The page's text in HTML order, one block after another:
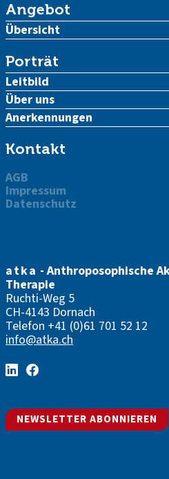
Angebot
Übersicht
Porträt
Leitbild
Über uns
Anerkennungen
Kontakt
AGB
Impressum
Datenschutz
atka - Anthroposophische
Therapie
Ruchti-Weg 5
CH-4143 Dornach
Telefon +41 (0)61 701 52 12
info@atka.ch
NEWSLETTER ABONNIEREN